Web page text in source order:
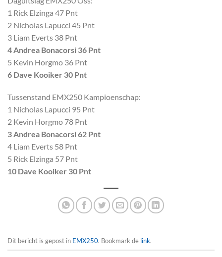
1 Rick Elzinga 47 Pnt
2 Nicholas Lapucci 45 Pnt
3 Liam Everts 38 Pnt
4 Andrea Bonacorsi 36 Pnt
5 Kevin Horgmo 36 Pnt
6 Dave Kooiker 30 Pnt
Tussenstand EMX250 Kampioenschap:
1 Nicholas Lapucci 95 Pnt
2 Kevin Horgmo 78 Pnt
3 Andrea Bonacorsi 62 Pnt
4 Liam Everts 58 Pnt
5 Rick Elzinga 57 Pnt
10 Dave Kooiker 30 Pnt
Dit bericht is gepost in EMX250. Bookmark de link.